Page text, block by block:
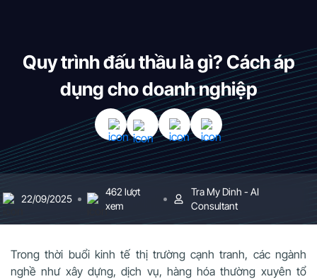
Quy trình đấu thầu là gì? Cách áp
dụng cho doanh nghiệp
22/09/2025
462 lượt
xem
Tra My Dinh - AI
Consultant
Trong thời buổi kinh tế thị trường cạnh tranh, các ngành
nghề như xây dựng, dịch vụ, hàng hóa thường xuyên tổ